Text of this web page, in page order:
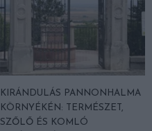
KIRÁNDULÁS PANNONHALMA
KÖRNYÉKÉN: TERMÉSZET,
SZŐLŐ ÉS KOMLÓ